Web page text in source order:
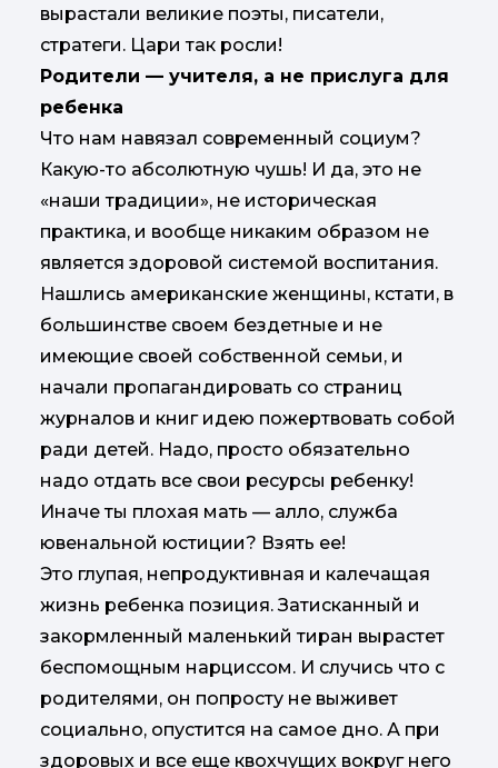
вырастали великие поэты, писатели,
стратеги. Цари так росли!
Родители — учителя, а не прислуга для
ребенка
Что нам навязал современный социум?
Какую-то абсолютную чушь! И да, это не
«наши традиции», не историческая
практика, и вообще никаким образом не
является здоровой системой воспитания.
Нашлись американские женщины, кстати, в
большинстве своем бездетные и не
имеющие своей собственной семьи, и
начали пропагандировать со страниц
журналов и книг идею пожертвовать собой
ради детей. Надо, просто обязательно
надо отдать все свои ресурсы ребенку!
Иначе ты плохая мать — алло, служба
ювенальной юстиции? Взять ее!
Это глупая, непродуктивная и калечащая
жизнь ребенка позиция. Затисканный и
закормленный маленький тиран вырастет
беспомощным нарциссом. И случись что с
родителями, он попросту не выживет
социально, опустится на самое дно. А при
здоровых и все еще квохчущих вокруг него